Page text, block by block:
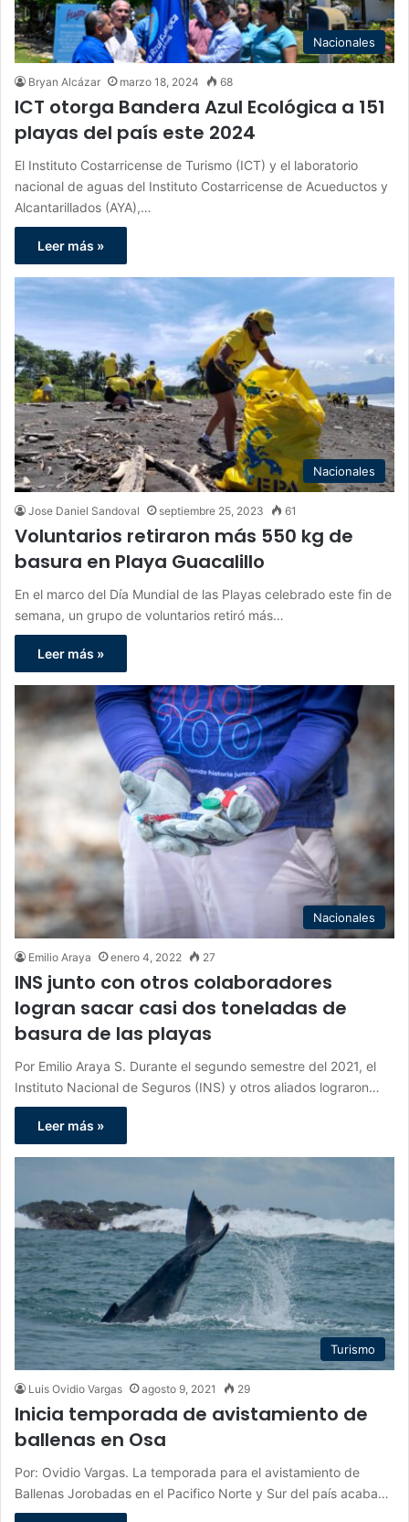
Nacionales
Bryan Alcázar marzo 18, 2024 68
ICT otorga Bandera Azul Ecológica a 151
playas del país este 2024
El Instituto Costarricense de Turismo (ICT) y el laboratorio
nacional de aguas del Instituto Costarricense de Acueductos y
Alcantarillados (AYA),…
Leer más »
Nacionales
Jose Daniel Sandoval septiembre 25, 2023 61
Voluntarios retiraron más 550 kg de
basura en Playa Guacalillo
En el marco del Día Mundial de las Playas celebrado este fin de
semana, un grupo de voluntarios retiró más…
Leer más »
Nacionales
Emilio Araya enero 4, 2022 27
INS junto con otros colaboradores
logran sacar casi dos toneladas de
basura de las playas
Por Emilio Araya S. Durante el segundo semestre del 2021, el
Instituto Nacional de Seguros (INS) y otros aliados lograron…
Leer más »
Turismo
Luis Ovidio Vargas agosto 9, 2021 29
Inicia temporada de avistamiento de
ballenas en Osa
Por: Ovidio Vargas. La temporada para el avistamiento de
Ballenas Jorobadas en el Pacifico Norte y Sur del país acaba…